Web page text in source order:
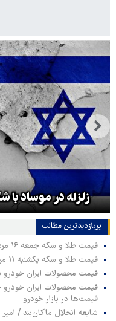
زلزله در موساد با
پربازدیدترین‌ مطالب
قیمت طلا و سکه جمعه ۱۶ مرداد ۱۴۰۵/ طلای ۱۸ عیار امروز چند؟
قیمت طلا و سکه یکشنبه ۱۱ مرداد ۱۴۰۵/ ریزش سنگین سکه امامی
قیمت محصولات ایران خودرو یکشنبه ۱۸ مرداد ۱۴۰۵/
قیمت‌ها در بازار خودرو
شایعه انحلال ماکان‌بند /